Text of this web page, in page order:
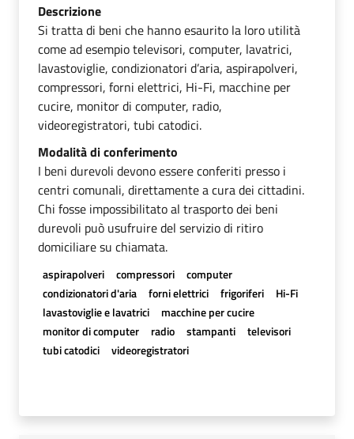
Descrizione
Si tratta di beni che hanno esaurito la loro utilità
come ad esempio televisori, computer, lavatrici,
lavastoviglie, condizionatori d’aria, aspirapolveri,
compressori, forni elettrici, Hi-Fi, macchine per
cucire, monitor di computer, radio,
videoregistratori, tubi catodici.
Modalità di conferimento
I beni durevoli devono essere conferiti presso i
centri comunali, direttamente a cura dei cittadini.
Chi fosse impossibilitato al trasporto dei beni
durevoli può usufruire del servizio di ritiro
domiciliare su chiamata.
aspirapolveri compressori
computer
condizionatori d'aria
forni elettrici frigoriferi
Hi-Fi
lavastoviglie e lavatrici
macchine per cucire
monitor di computer
radio stampanti
televisori
tubi catodici
videoregistratori